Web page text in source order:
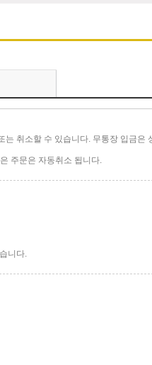
취소할 수 있습니다. 무통장 입금은
주문은 자동취소 됩니다.
니다.